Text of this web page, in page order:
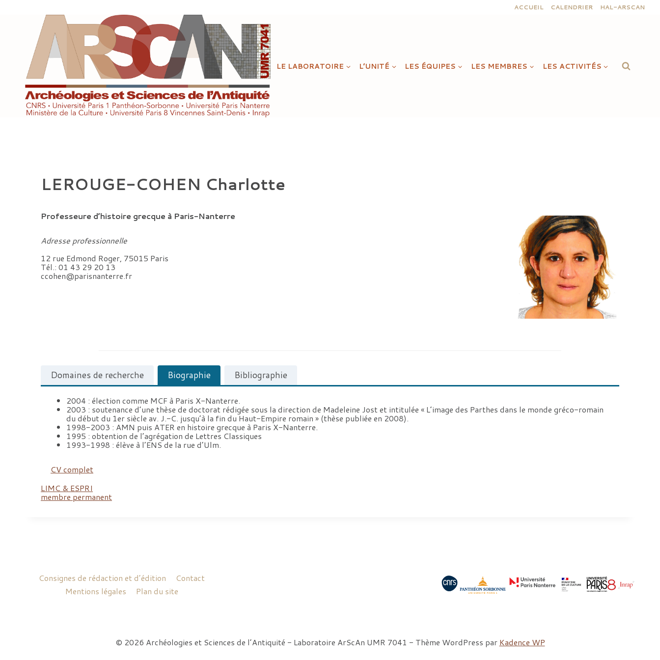
ACCUEIL CALENDRIER HAL-ARSCAN
LE LABORATOIRE L’UNITÉ LES ÉQUIPES LES MEMBRES LES ACTIVITÉS
LEROUGE-COHEN Charlotte
Professeure d’histoire grecque à Paris-Nanterre
Adresse professionnelle
12 rue Edmond Roger, 75015 Paris
Tél.: 01 43 29 20 13
ccohen@parisnanterre.fr
Domaines de recherche Biographie Bibliographie
2004 : élection comme MCF à Paris X-Nanterre.
2003 : soutenance d’une thèse de doctorat rédigée sous la direction de Madeleine Jost et intitulée « L’image des Parthes dans le monde gréco-romain
du début du 1er siècle av. J.-C. jusqu’à la fin du Haut-Empire romain » (thèse publiée en 2008).
1998-2003 : AMN puis ATER en histoire grecque à Paris X-Nanterre.
1995 : obtention de l’agrégation de Lettres Classiques
1993-1998 : élève à l’ENS de la rue d’Ulm.
CV complet
LIMC & ESPRI
membre permanent
Consignes de rédaction et d’édition
Contact
Mentions légales
Plan du site
© 2026 Archéologies et Sciences de l’Antiquité - Laboratoire ArScAn UMR 7041 - Thème WordPress par Kadence WP